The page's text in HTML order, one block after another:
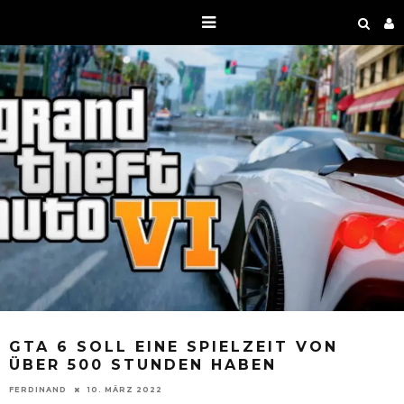
GTA 6 SOLL EINE SPIELZEIT VON
ÜBER 500 STUNDEN HABEN
FERDINAND 10. MÄRZ 2022